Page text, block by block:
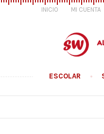
INICIO MI CUENTA
ESCOLAR